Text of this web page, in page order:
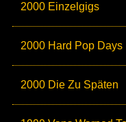
2000 Einzelgigs
2000 Hard Pop Days
2000 Die Zu Späten